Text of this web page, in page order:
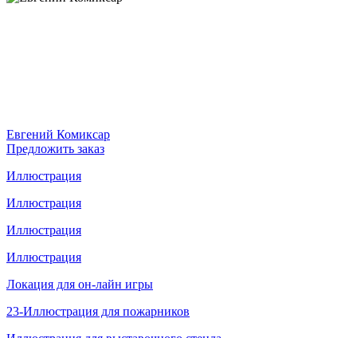
Евгений Комиксар
Предложить заказ
Иллюстрация
Иллюстрация
Иллюстрация
Иллюстрация
Локация для он-лайн игры
23-Иллюстрация для пожарников